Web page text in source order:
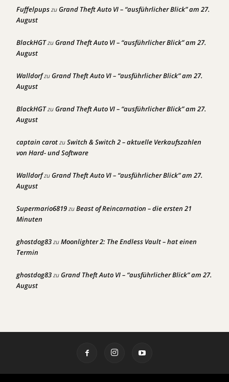
FuffelpupszuGrand Theft Auto VI – “ausführlicher Blick” am 27.
August
BlackHGTzuGrand Theft Auto VI – “ausführlicher Blick” am 27.
August
WalldorfzuGrand Theft Auto VI – “ausführlicher Blick” am 27.
August
BlackHGTzuGrand Theft Auto VI – “ausführlicher Blick” am 27.
August
captain carotzuSwitch & Switch 2 – aktuelle Verkaufszahlen
von Hard- und Software
WalldorfzuGrand Theft Auto VI – “ausführlicher Blick” am 27.
August
Supermario6819zuBeast of Reincarnation – die ersten 21
Minuten
ghostdog83zuMoonlighter 2: The Endless Vault – hat einen
Termin
ghostdog83zuGrand Theft Auto VI – “ausführlicher Blick” am 27.
August